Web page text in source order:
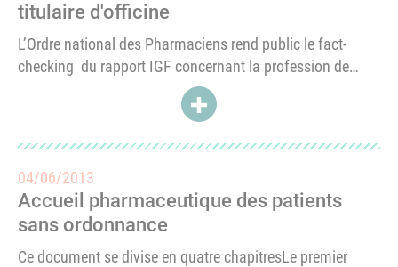
titulaire d'officine
L’Ordre national des Pharmaciens rend public le fact-
checking du rapport IGF concernant la profession de
pharmacien titulaire d’officine, et en démontre les
aberrations.Troublé par l’opacité intentionnelle dans
ACCÉDER À RÉACTION DE
04/06/2013
Accueil pharmaceutique des patients
sans ordonnance
Ce document se divise en quatre chapitresLe premier